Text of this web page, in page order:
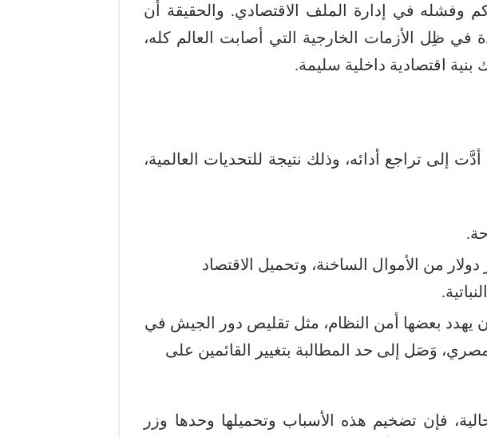
وفشله في إدارة الملف الاقتصادي. والحقيقة أن
في ظِل الأزمات الخارجية التي أصابت العالم كله،
اقتصادية داخلية سليمة.
تراجع أدائه، وذلك نتيجة للتحديات العالمية،
الأوكرانية، التي أدَّت إلى هروب أكثر من 20 مليار دولار من الأموال الساخنة، وتحميل الاقتصاد
بعضها أمن النظام، مثل تقليص دور الجيش في
وَصَل إلى حد المطالبة بتغيير القائمين على
فإن تضخيم هذه الأسباب وتحميلها وحدها وزر